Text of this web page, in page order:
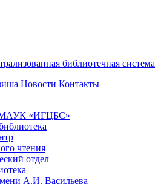
библиотечная система
Новости Контакты
МАУК «ИГЦБС»
чтения
отдел
А.И. Васильева